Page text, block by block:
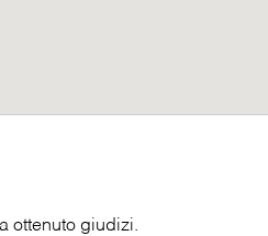
ottenuto giudizi.